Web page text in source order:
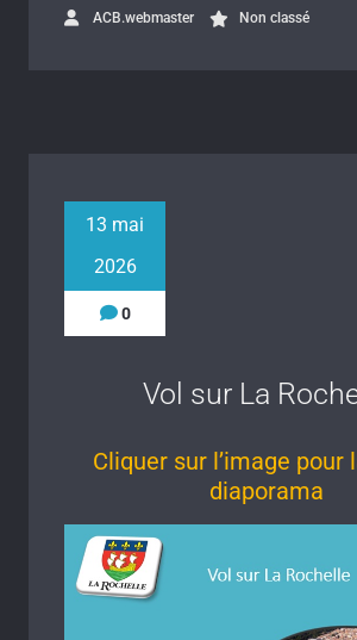
ACB.webmaster Non classé
13 mai
2026
0
Vol sur La
Cliquer sur l’image pour
diaporama